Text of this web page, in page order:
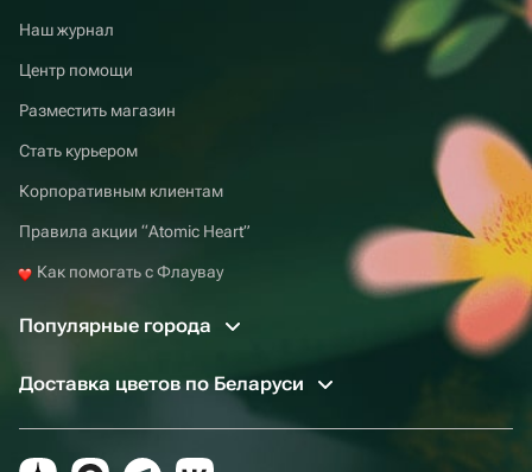
Наш журнал
Центр помощи
Разместить магазин
Стать курьером
Корпоративным клиентам
Правила акции “Atomic Heart”
Как помогать с Флаувау
Популярные города
Доставка цветов по Беларуси